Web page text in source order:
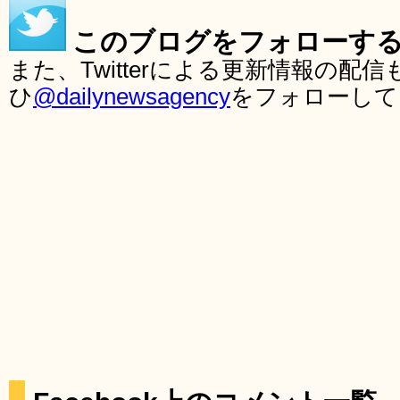
このブログをフォローす
また、Twitterによる更新情報の配
ひ@dailynewsagencyをフォローし